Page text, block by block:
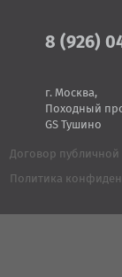
8 (926)
г. Москва,
Походный
GS Тушино
Договор
Политика